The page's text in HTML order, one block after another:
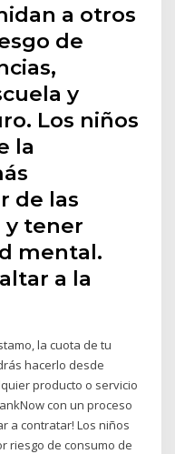
a otros
de
y
Los niños
la
de las
y tener
mental.
a la
la cuota de tu
hacerlo desde
producto o servicio
con un proceso
a contratar! Los niños
riesgo de consumo de